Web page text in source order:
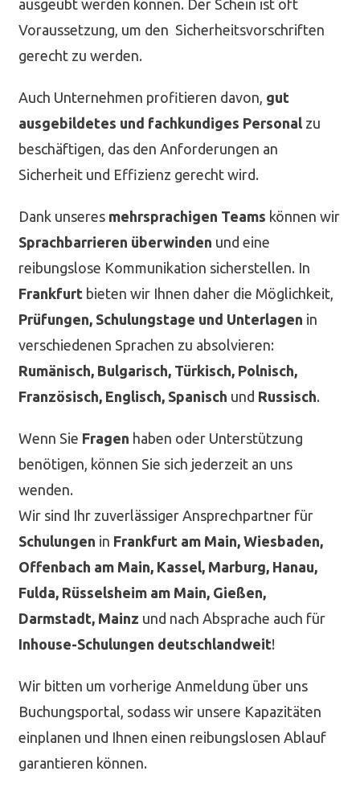
ausgeübt werden können. Der Schein ist oft
Voraussetzung, um den Sicherheitsvorschriften
gerecht zu werden.
Auch Unternehmen profitieren davon, gut
ausgebildetes und fachkundiges Personal zu
beschäftigen, das den Anforderungen an
Sicherheit und Effizienz gerecht wird.
Dank unseres mehrsprachigen Teams können wir
Sprachbarrieren überwinden und eine
reibungslose Kommunikation sicherstellen. In
Frankfurt bieten wir Ihnen daher die Möglichkeit,
Prüfungen, Schulungstage und Unterlagen in
verschiedenen Sprachen zu absolvieren:
Rumänisch, Bulgarisch, Türkisch, Polnisch,
Französisch, Englisch, Spanisch und Russisch.
Wenn Sie Fragen haben oder Unterstützung
benötigen, können Sie sich jederzeit an uns
wenden.
Wir sind Ihr zuverlässiger Ansprechpartner für
Schulungen in Frankfurt am Main, Wiesbaden,
Offenbach am Main, Kassel, Marburg, Hanau,
Fulda, Rüsselsheim am Main, Gießen,
Darmstadt, Mainz und nach Absprache auch für
Inhouse-Schulungen deutschlandweit!
Wir bitten um vorherige Anmeldung über uns
Buchungsportal, sodass wir unsere Kapazitäten
einplanen und Ihnen einen reibungslosen Ablauf
garantieren können.